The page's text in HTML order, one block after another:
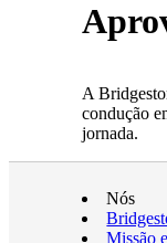
A
condução
jornada.
Nós
Missão